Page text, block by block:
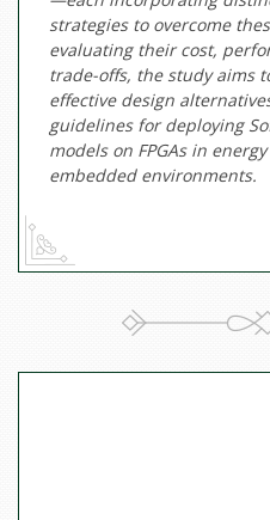
strategies to overcome
evaluating their cost,
trade-offs, the study aims
effective design
guidelines for deploying
models on FPGAs in
embedded environments.